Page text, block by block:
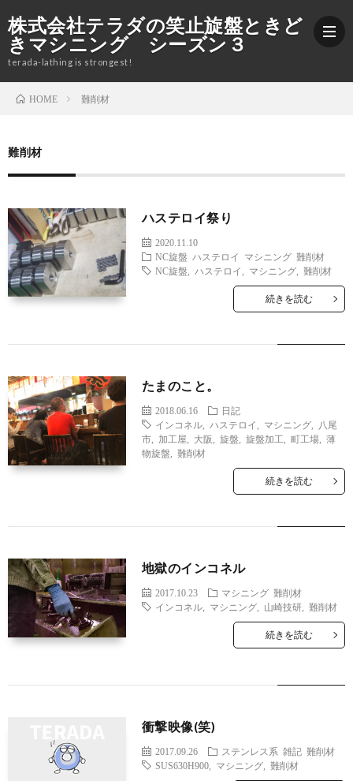
株式会社テラダの笑止旋盤ときど
きマシニング シーズン３
terada-lathing is strongest!
介
会
て
HOME 難削材
難削材
ハステロイ祭り
2020.11.10
NC旋盤
ハステロイ マシニング 難削材
NC旋盤
ハステロイ マシニング, 難削材
続きを読む
たまのこと。
2018.06.16
日記
インコネル, ハステロイ マシニング,
八尾
市, 加工屋 大阪 旋盤 旋盤加工 町工場, 薄
物旋盤
難削材
続きを読む
地獄のインコネル
2017.10.23 マシニング 難削材
インコネル, マシニング, 山崎技研, 難削材
続きを読む
衝撃映像(笑)
2017.09.26 ステンレス系 雑記 難削材
SUS630H900, マシニング, 難削材